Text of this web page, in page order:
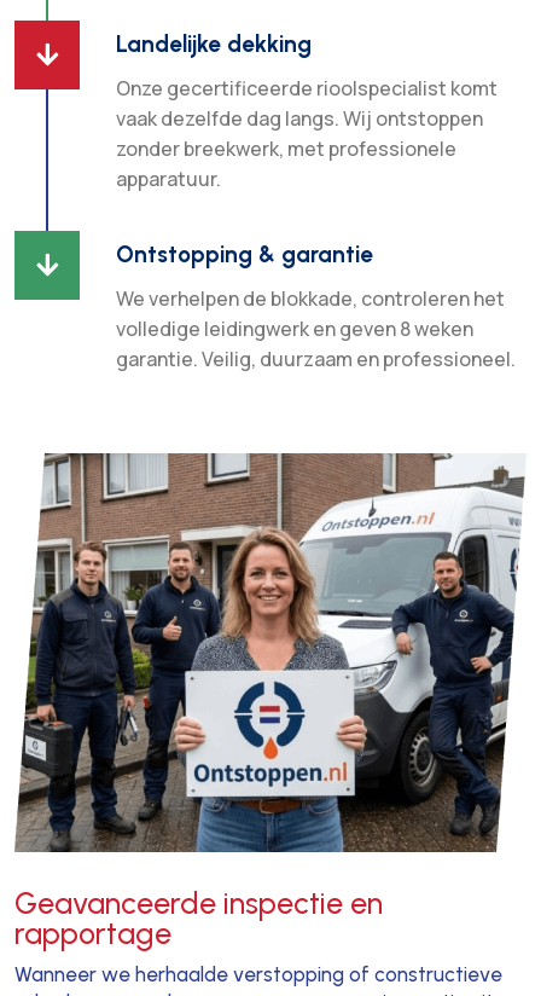
 Landelijke dekking
Onze gecertificeerde rioolspecialist komt
vaak dezelfde dag langs. Wij ontstoppen
zonder breekwerk, met professionele
apparatuur.
 Ontstopping & garantie
We verhelpen de blokkade, controleren het
volledige leidingwerk en geven 8 weken
garantie. Veilig, duurzaam en professioneel.
Geavanceerde inspectie en
rapportage
Wanneer we herhaalde verstopping of constructieve